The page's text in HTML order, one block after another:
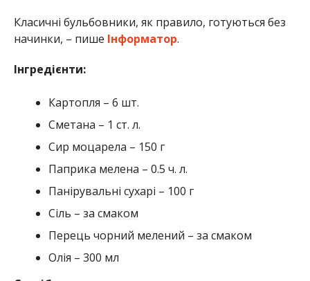
Класичні бульбовники, як правило, готуються без
начинки, – пише Інформатор.
Інгредієнти:
Картопля – 6 шт.
Сметана – 1 ст. л.
Сир моцарела – 150 г
Паприка мелена – 0.5 ч. л.
Панірувальні сухарі – 100 г
Сіль – за смаком
Перець чорний мелений – за смаком
Олія – 300 мл